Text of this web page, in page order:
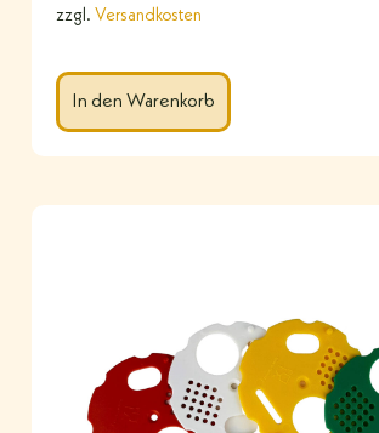
zzgl. Versandkosten
In den Warenkorb